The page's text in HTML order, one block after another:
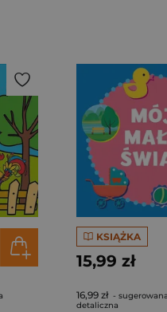
KSIĄŻKA
15,99 zł
16,99 zł -
detaliczna